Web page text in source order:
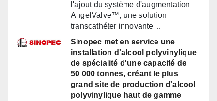
l'ajout du système d'augmentation
AngelValve™, une solution
transcathéter innovante…
Sinopec met en service une
installation d'alcool polyvinylique
de spécialité d'une capacité de
50 000 tonnes, créant le plus
grand site de production d'alcool
polyvinylique haut de gamme